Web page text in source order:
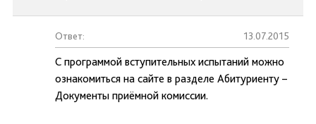
Ответ: 13.07.2015
С программой вступительных испытаний можно
ознакомиться на сайте в разделе Абитуриенту –
Документы приёмной комиссии.